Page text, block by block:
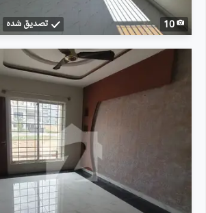
10 تصدیق شدہ